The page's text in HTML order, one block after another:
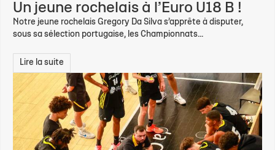
Un jeune rochelais à l’Euro U18 B !
Notre jeune rochelais Gregory Da Silva s’apprête à disputer,
sous sa sélection portugaise, les Championnats...
Lire la suite